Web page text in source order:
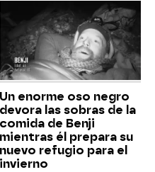
Un enorme oso negro
devora las sobras de la
comida de Benji
mientras él prepara su
nuevo refugio para el
invierno